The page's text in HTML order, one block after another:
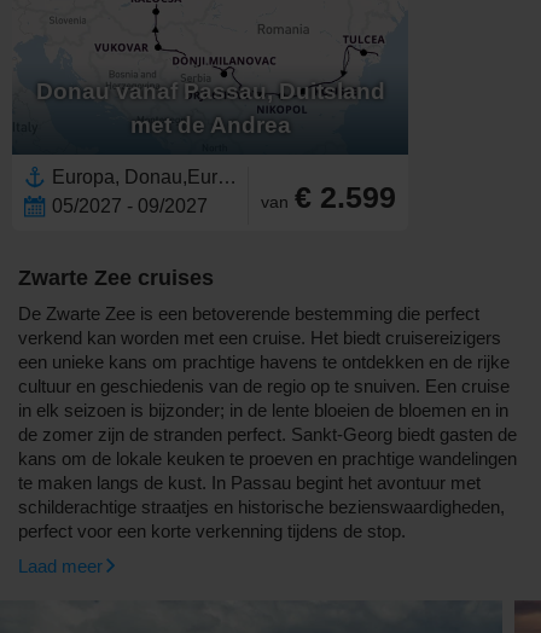
Donau vanaf Passau, Duitsland
met de Andrea
Europa, Donau,Europese Rivier,Oost-Europa,Roemenië,Hongarije,West-Europa,Servië,Oostenrijk,Kroatië,Duitsland,Slowakije,Zwarte Zee
05/2027 - 09/2027
van € 2.599
Zwarte Zee cruises
De Zwarte Zee is een betoverende bestemming die perfect
verkend kan worden met een cruise. Het biedt cruisereizigers
een unieke kans om prachtige havens te ontdekken en de rijke
cultuur en geschiedenis van de regio op te snuiven. Een cruise
in elk seizoen is bijzonder; in de lente bloeien de bloemen en in
de zomer zijn de stranden perfect. Sankt-Georg biedt gasten de
kans om de lokale keuken te proeven en prachtige wandelingen
te maken langs de kust. In Passau begint het avontuur met
schilderachtige straatjes en historische bezienswaardigheden,
perfect voor een korte verkenning tijdens de stop.
Laad meer